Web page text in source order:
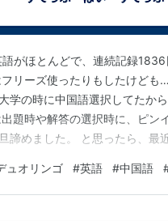
がほとんどで、連続記録
リーズ使ったりもしたけども
学の時に中国語選択してたか
題時や解答の選択時に、ピン
諦めました。 と思ったら、最
程々にしつつ中国語も進めてい
ュオリンゴ #英語 #中国語